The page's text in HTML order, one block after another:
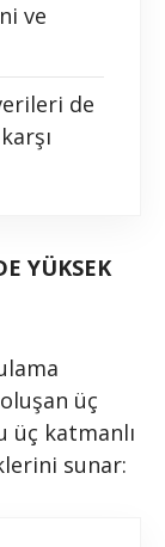
ve
de
YÜKSEK
üç
üç katmanlı
sunar: